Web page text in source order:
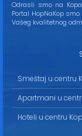
Odrasli smo na
Portal HopNaKop
Vašeg kvalitetnog
Smeštaj u centru
Apartmani u
Hoteli u centru